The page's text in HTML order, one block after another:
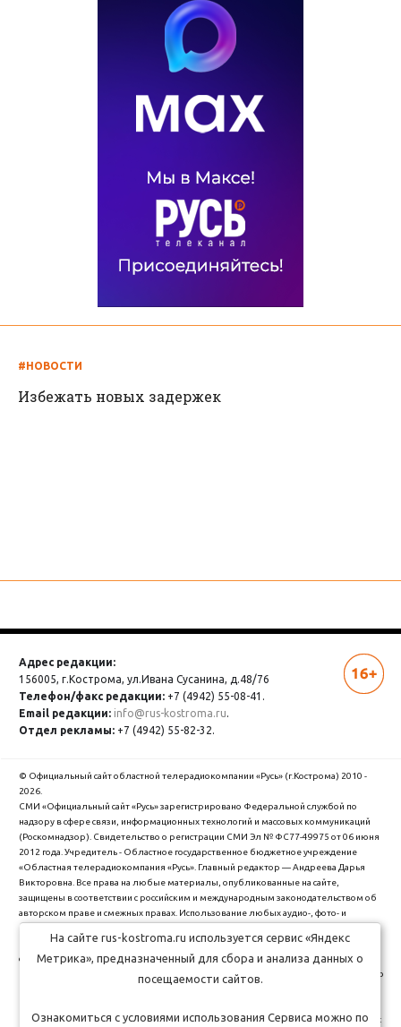
#НОВОСТИ
Избежать новых задержек
Адрес редакции:
156005, г.Кострома, ул.Ивана Сусанина, д.48/76
Телефон/факс редакции: +7 (4942) 55-08-41.
Email редакции: info@rus-kostroma.ru.
Отдел рекламы: +7 (4942) 55-82-32.
© Официальный сайт областной телерадиокомпании «Русь» (г.Кострома) 2010 -
2026.
СМИ «Официальный сайт «Русь» зарегистрировано Федеральной службой по
надзору в сфере связи, информационных технологий и массовых коммуникаций
(Роскомнадзор). Cвидетельство о регистрации СМИ Эл № ФС77-49975 от 06 июня
2012 года. Учредитель - Областное государственное бюджетное учреждение
«Областная телерадиокомпания «Русь». Главный редактор — Андреева Дарья
Викторовна. Все права на любые материалы, опубликованные на сайте,
защищены в соответствии с российским и международным законодательством об
авторском праве и смежных правах. Использование любых аудио-, фото- и
правообладателя и со ссылкой на сайт "rus-kostroma.ru" (для интернет-проектов -
с гиперссылкой).
ОГБУ Областная телерадиокомпания "Русь" использует cookie (файлы с данными о
браузера. Обработка Ваших персональных данных производится в соответствии с
На сайте rus-kostroma.ru используется сервис «Яндекс
Метрика», предназначенный для сбора и анализа данных о
посещаемости сайтов.
Ознакомиться с условиями использования Сервиса можно по